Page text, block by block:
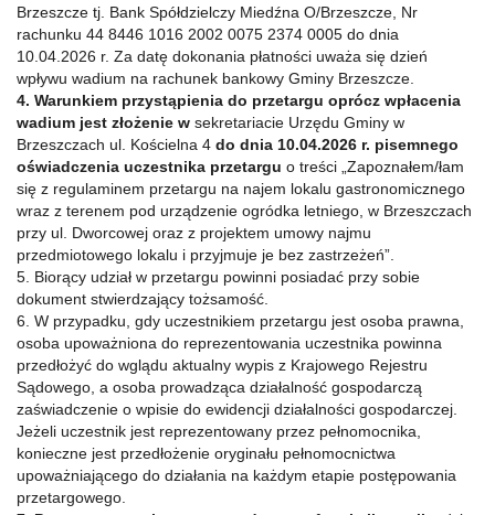
Brzeszcze tj. Bank Spółdzielczy Miedźna O/Brzeszcze, Nr
rachunku 44 8446 1016 2002 0075 2374 0005 do dnia
10.04.2026 r. Za datę dokonania płatności uważa się dzień
wpływu wadium na rachunek bankowy Gminy Brzeszcze.
4. Warunkiem przystąpienia do przetargu oprócz wpłacenia
wadium jest złożenie w sekretariacie Urzędu Gminy w
Brzeszczach ul. Kościelna 4 do dnia 10.04.2026 r. pisemnego
oświadczenia uczestnika przetargu o treści „Zapoznałem/łam
się z regulaminem przetargu na najem lokalu gastronomicznego
wraz z terenem pod urządzenie ogródka letniego, w Brzeszczach
przy ul. Dworcowej oraz z projektem umowy najmu
przedmiotowego lokalu i przyjmuje je bez zastrzeżeń”.
5. Biorący udział w przetargu powinni posiadać przy sobie
dokument stwierdzający tożsamość.
6. W przypadku, gdy uczestnikiem przetargu jest osoba prawna,
osoba upoważniona do reprezentowania uczestnika powinna
przedłożyć do wglądu aktualny wypis z Krajowego Rejestru
Sądowego, a osoba prowadząca działalność gospodarczą
zaświadczenie o wpisie do ewidencji działalności gospodarczej.
Jeżeli uczestnik jest reprezentowany przez pełnomocnika,
konieczne jest przedłożenie oryginału pełnomocnictwa
upoważniającego do działania na każdym etapie postępowania
przetargowego.